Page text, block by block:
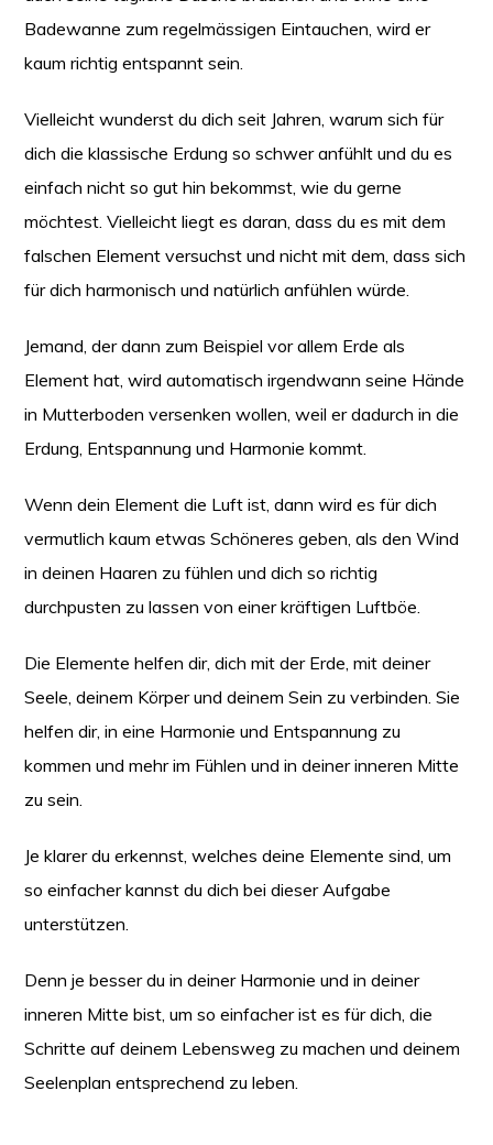
Badewanne zum regelmässigen Eintauchen, wird er
kaum richtig entspannt sein.
Vielleicht wunderst du dich seit Jahren, warum sich für
dich die klassische Erdung so schwer anfühlt und du es
einfach nicht so gut hin bekommst, wie du gerne
möchtest. Vielleicht liegt es daran, dass du es mit dem
falschen Element versuchst und nicht mit dem, dass sich
für dich harmonisch und natürlich anfühlen würde.
Jemand, der dann zum Beispiel vor allem Erde als
Element hat, wird automatisch irgendwann seine Hände
in Mutterboden versenken wollen, weil er dadurch in die
Erdung, Entspannung und Harmonie kommt.
Wenn dein Element die Luft ist, dann wird es für dich
vermutlich kaum etwas Schöneres geben, als den Wind
in deinen Haaren zu fühlen und dich so richtig
durchpusten zu lassen von einer kräftigen Luftböe.
Die Elemente helfen dir, dich mit der Erde, mit deiner
Seele, deinem Körper und deinem Sein zu verbinden. Sie
helfen dir, in eine Harmonie und Entspannung zu
kommen und mehr im Fühlen und in deiner inneren Mitte
zu sein.
Je klarer du erkennst, welches deine Elemente sind, um
so einfacher kannst du dich bei dieser Aufgabe
unterstützen.
Denn je besser du in deiner Harmonie und in deiner
inneren Mitte bist, um so einfacher ist es für dich, die
Schritte auf deinem Lebensweg zu machen und deinem
Seelenplan entsprechend zu leben.